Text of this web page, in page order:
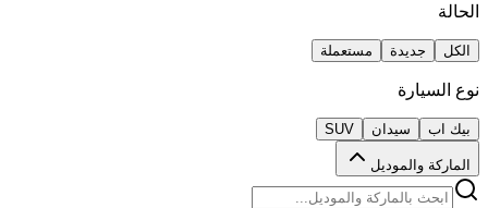
الحالة
الكل جديدة مستعملة
نوع السيارة
بيك اب سيدان SUV
الماركة والموديل